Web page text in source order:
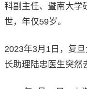
科副主任、暨南大学
世，年仅59岁。
2023年3月1日，复
长助理陆忠医生突然